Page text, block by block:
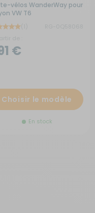
vélos WanderWay pour
VW T6
€
Choisir le modèle
En stock